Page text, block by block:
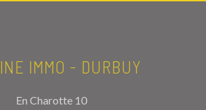
IMMO - DURBUY
En Charotte 10